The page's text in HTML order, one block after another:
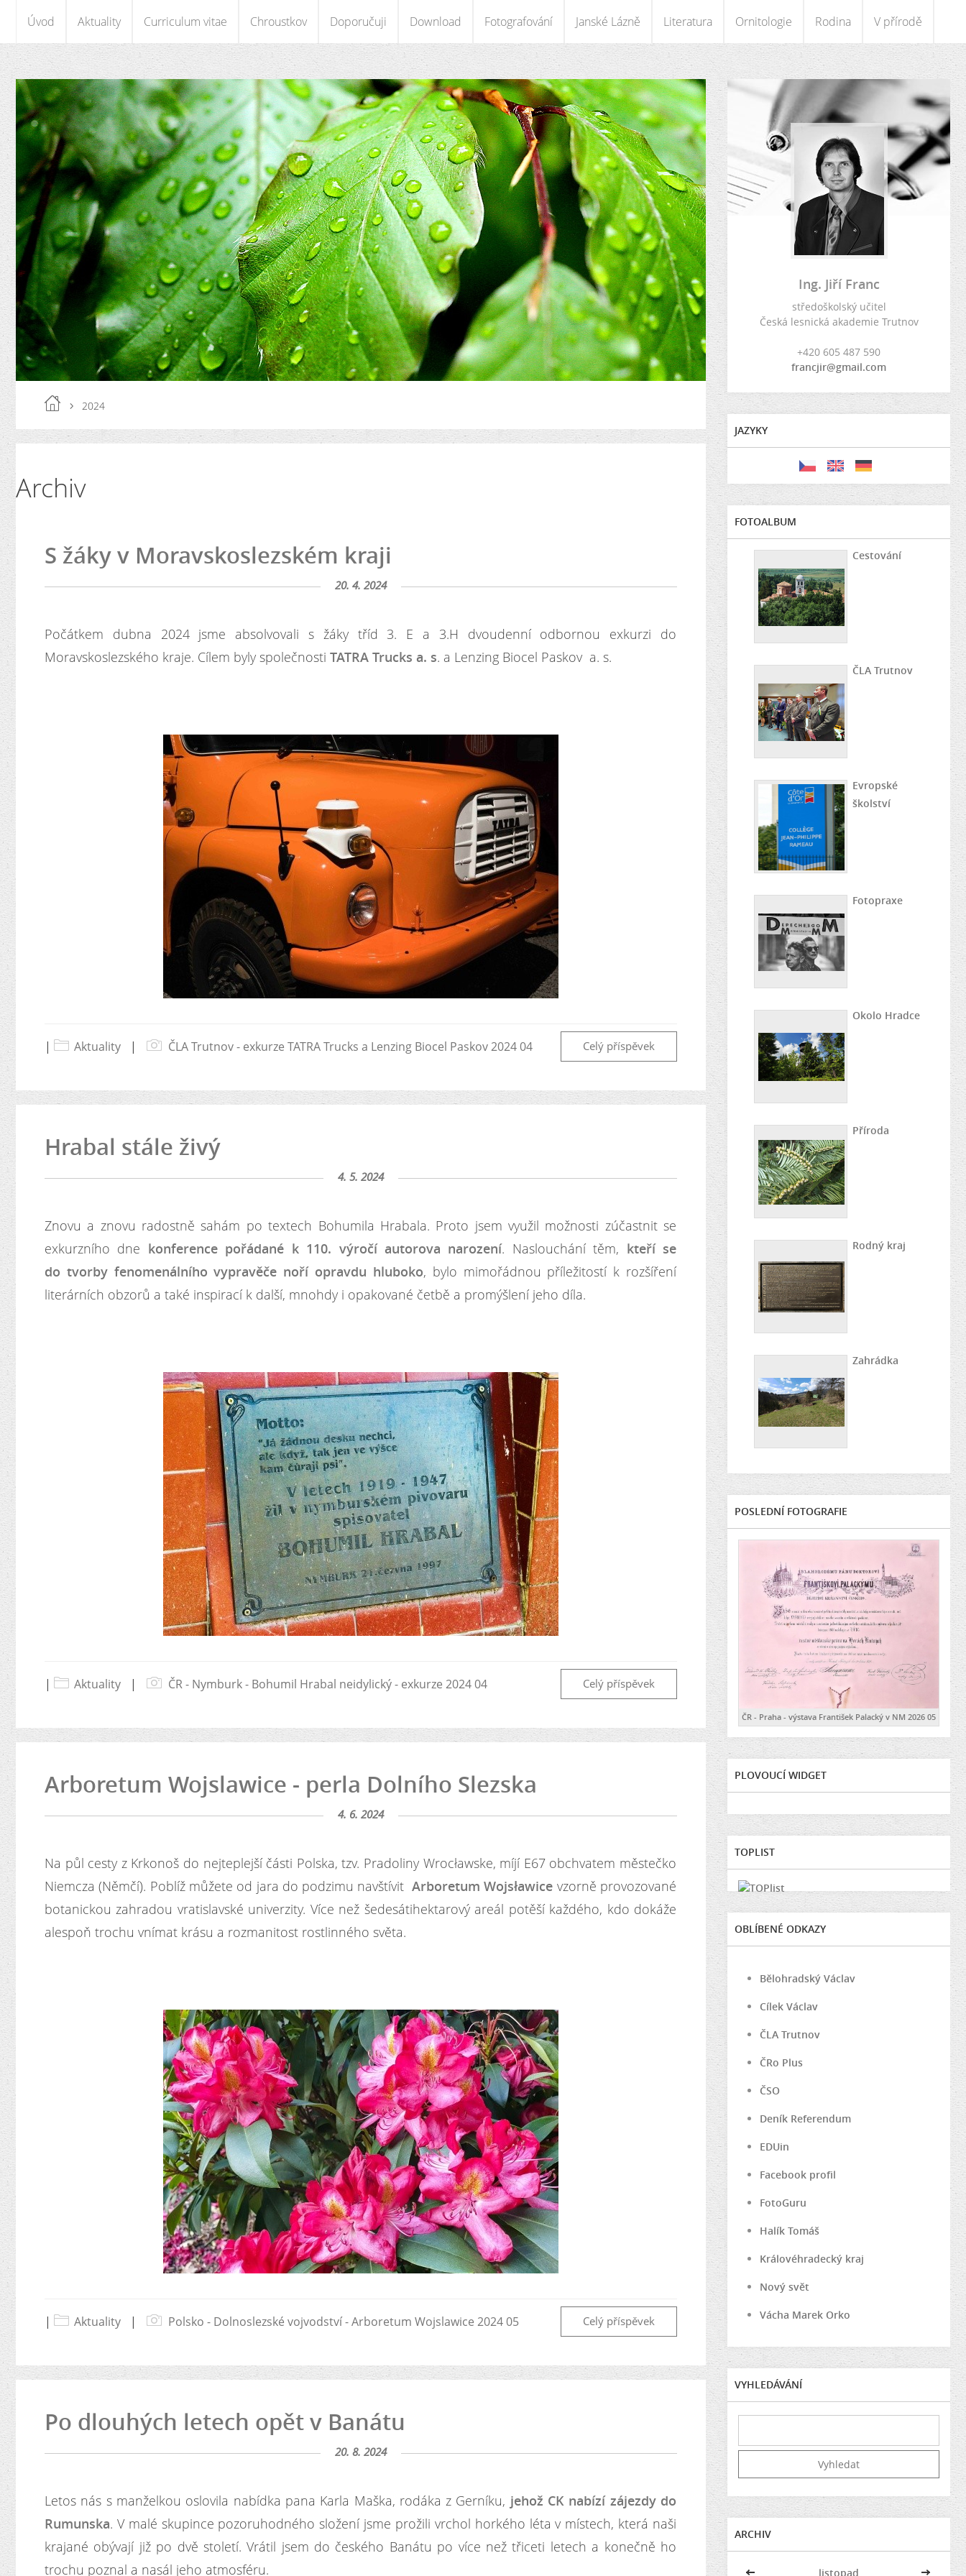
Úvod Aktuality Curriculum vitae Chroustkov Doporučuji Download Fotografování Janské Lázně Literatura Ornitologie Rodina V přírodě
2024
Archiv
S žáky v Moravskoslezském kraji
20. 4. 2024
Počátkem dubna 2024 jsme absolvovali s žáky tříd 3. E a 3.H dvoudenní odbornou exkurzi do
Moravskoslezského kraje. Cílem byly společnosti TATRA Trucks a. s. a Lenzing Biocel Paskov a. s.
Celý příspěvek
| Aktuality | ČLA Trutnov - exkurze TATRA Trucks a Lenzing Biocel Paskov 2024 04
Hrabal stále živý
4. 5. 2024
Znovu a znovu radostně sahám po textech Bohumila Hrabala. Proto jsem využil možnosti zúčastnit se
exkurzního dne konference pořádané k 110. výročí autorova narození. Naslouchání těm, kteří se
do tvorby fenomenálního vypravěče noří opravdu hluboko, bylo mimořádnou příležitostí k rozšíření
literárních obzorů a také inspirací k další, mnohdy i opakované četbě a promýšlení jeho díla.
Celý příspěvek
| Aktuality | ČR - Nymburk - Bohumil Hrabal neidylický - exkurze 2024 04
Arboretum Wojslawice - perla Dolního Slezska
4. 6. 2024
Na půl cesty z Krkonoš do nejteplejší části Polska, tzv. Pradoliny Wrocławske, míjí E67 obchvatem městečko
Niemcza (Němčí). Poblíž můžete od jara do podzimu navštívitArboretum Wojsławice vzorně provozované
botanickou zahradou vratislavské univerzity. Více než šedesátihektarový areál potěší každého, kdo dokáže
alespoň trochu vnímat krásu a rozmanitost rostlinného světa.
Celý příspěvek
| Aktuality | Polsko - Dolnoslezské vojvodství - Arboretum Wojslawice 2024 05
Po dlouhých letech opět v Banátu
20. 8. 2024
Letos nás s manželkou oslovila nabídka pana Karla Maška, rodáka z Gerníku, jehož CK nabízí zájezdy do
Rumunska. V malé skupince pozoruhodného složení jsme prožili vrchol horkého léta v místech, která naši
krajané obývají již po dvě století. Vrátil jsem do českého Banátu po více než třiceti letech a konečně ho
trochu poznal a nasál jeho atmosféru.
Ing. Jiří Franc
středoškolský učitel
Česká lesnická akademie Trutnov
+420 605 487 590
francjir@gmail.com
JAZYKY
FOTOALBUM
Cestování
ČLA Trutnov
Evropské
školství
Fotopraxe
Okolo Hradce
Příroda
Rodný kraj
Zahrádka
POSLEDNÍ FOTOGRAFIE
ČR - Praha - výstava František Palacký v NM 2026 05
PLOVOUCÍ WIDGET
TOPLIST
OBLÍBENÉ ODKAZY
Bělohradský Václav
Cílek Václav
ČLA Trutnov
ČRo Plus
ČSO
Deník Referendum
EDUin
Facebook profil
FotoGuru
Halík Tomáš
Královéhradecký kraj
Nový svět
Vácha Marek Orko
VYHLEDÁVÁNÍ
ARCHIV
<< listopad >>